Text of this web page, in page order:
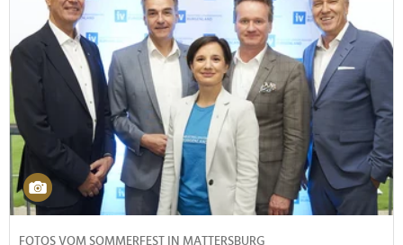
FOTOS VOM SOMMERFEST IN MATTERSBURG